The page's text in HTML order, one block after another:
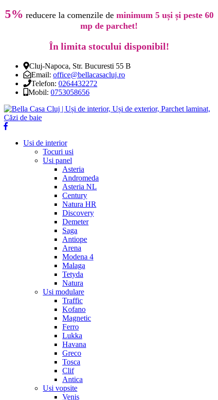
5% reducere la comenzile de minimum 5 uși și peste 60
mp de parchet!
În limita stocului disponibil!
Cluj-Napoca, Str. Bucuresti 55 B
Email: office@bellacasacluj.ro
Telefon: 0264432272
Mobil: 0753058656
Usi de interior
Tocuri usi
Usi panel
Asteria
Andromeda
Asteria NL
Century
Natura HR
Discovery
Demeter
Saga
Antiope
Arena
Modena 4
Malaga
Tetyda
Natura
Usi modulare
Traffic
Kofano
Magnetic
Ferro
Lukka
Havana
Greco
Tosca
Clif
Antica
Usi vopsite
Venis